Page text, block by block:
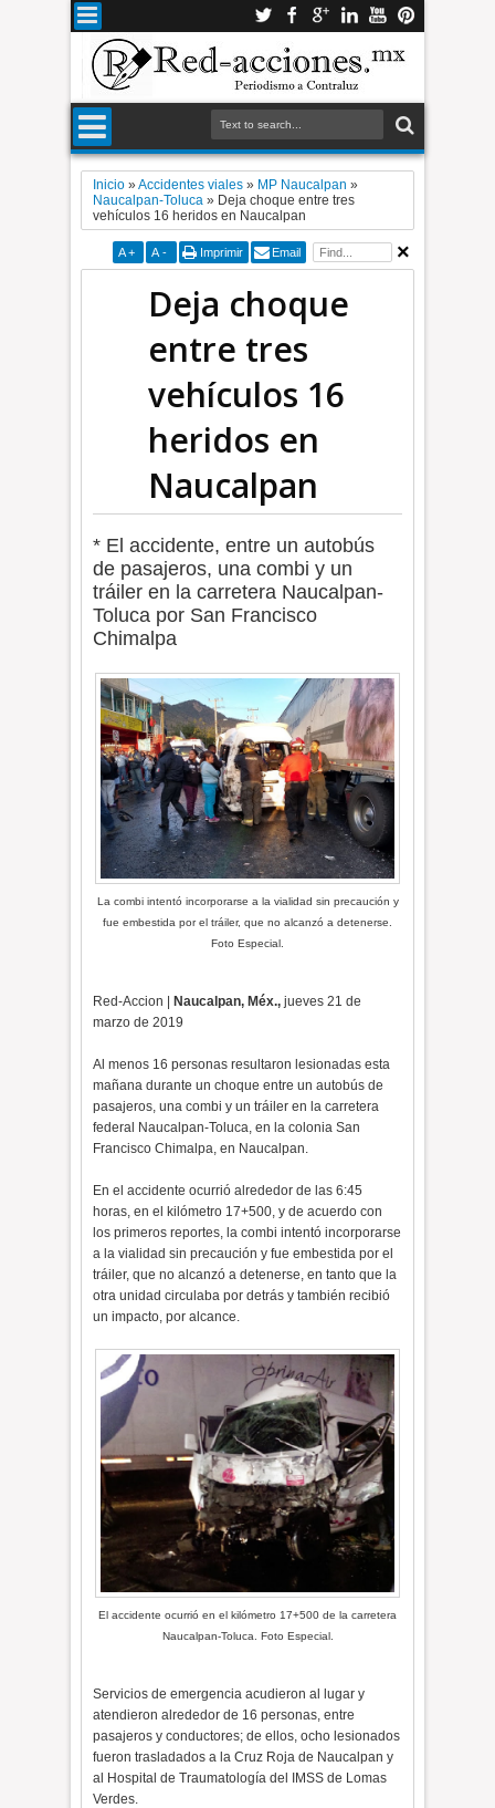
Inicio »Accidentes viales » MP Naucalpan »
Naucalpan-Toluca » Deja choque entre tres
vehículos 16 heridos en Naucalpan
A + A - Imprimir Email
Deja choque
entre tres
vehículos 16
heridos en
Naucalpan
* El accidente, entre un autobús
de pasajeros, una combi y un
tráiler en la carretera Naucalpan-
Toluca por San Francisco
Chimalpa
La combi intentó incorporarse a la vialidad sin precaución y
fue embestida por el tráiler, que no alcanzó a detenerse.
Foto Especial.
Red-Accion | Naucalpan, Méx., jueves 21 de
marzo de 2019
Al menos 16 personas resultaron lesionadas esta
mañana durante un choque entre un autobús de
pasajeros, una combi y un tráiler en la carretera
federal Naucalpan-Toluca, en la colonia San
Francisco Chimalpa, en Naucalpan.
En el accidente ocurrió alrededor de las 6:45
horas, en el kilómetro 17+500, y de acuerdo con
los primeros reportes, la combi intentó incorporarse
a la vialidad sin precaución y fue embestida por el
tráiler, que no alcanzó a detenerse, en tanto que la
otra unidad circulaba por detrás y también recibió
un impacto, por alcance.
El accidente ocurrió en el kilómetro 17+500 de la carretera
Naucalpan-Toluca. Foto Especial.
Servicios de emergencia acudieron al lugar y
atendieron alrededor de 16 personas, entre
pasajeros y conductores; de ellos, ocho lesionados
fueron trasladados a la Cruz Roja de Naucalpan y
al Hospital de Traumatología del IMSS de Lomas
Verdes.